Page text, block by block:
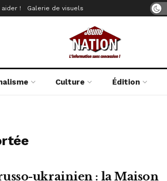
aider ! Galerie de visuels
Culture Édition
ukrainien : la Maison